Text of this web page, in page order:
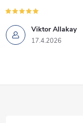
Viktor Allakay
17.4.2026